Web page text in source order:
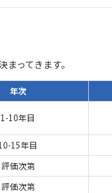
ってきます。
年次
1-10年目
15年目
評価次第
評価次第